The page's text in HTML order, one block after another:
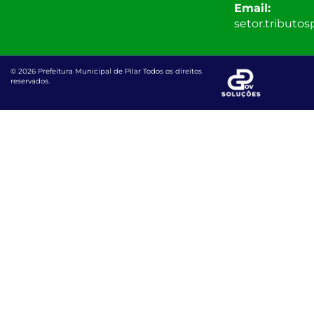
Email:
© 2026 Prefeitura Municipal de Pilar Todos os direitos
reservados.